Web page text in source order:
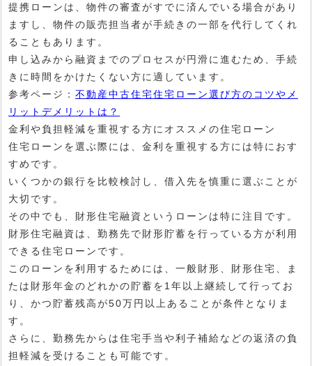
提携ローンは、物件の審査がすでに済んでいる場合があり
ますし、物件の販売担当者が手続きの一部を代行してくれ
ることもあります。
申し込みから融資までのプロセスが円滑に進むため、手続
きに時間をかけたくない方に適しています。
参考ページ： 不動産中古住宅住宅ローン選び方のコツやメ
リットデメリットは？
金利や負担軽減を重視する方にオススメの住宅ローン
住宅ローンを選ぶ際には、金利を重視する方には特におす
すめです。
いくつかの銀行を比較検討し、借入先を慎重に選ぶことが
大切です。
その中でも、財形住宅融資というローンは特に注目です。
財形住宅融資は、勤務先で財形貯蓄を行っている方が利用
できる住宅ローンです。
このローンを利用するためには、一般財形、財形住宅、ま
たは財形年金のどれかの貯蓄を1年以上継続して行ってお
り、かつ貯蓄残高が50万円以上あることが条件となりま
す。
さらに、勤務先からは住宅手当や利子補給などの返済の負
担軽減を受けることも可能です。